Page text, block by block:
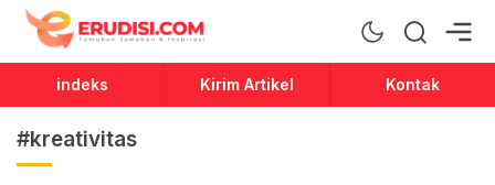
Erudisi
Temukan Jawaban dan Inspirasi
indeks Kirim Artikel Kontak
#kreativitas